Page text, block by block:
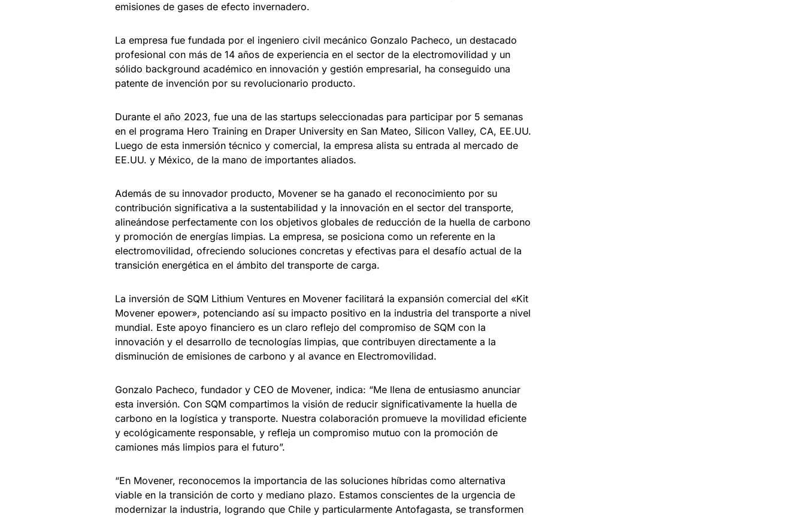
emisiones de gases de efecto invernadero.
La empresa fue fundada por el ingeniero civil mecánico Gonzalo Pacheco, un destacado
profesional con más de 14 años de experiencia en el sector de la electromovilidad y un
sólido background académico en innovación y gestión empresarial, ha conseguido una
patente de invención por su revolucionario producto.
Durante el año 2023, fue una de las startups seleccionadas para participar por 5 semanas
en el programa Hero Training en Draper University en San Mateo, Silicon Valley, CA, EE.UU.
Luego de esta inmersión técnico y comercial, la empresa alista su entrada al mercado de
EE.UU. y México, de la mano de importantes aliados.
Además de su innovador producto, Movener se ha ganado el reconocimiento por su
contribución significativa a la sustentabilidad y la innovación en el sector del transporte,
alineándose perfectamente con los objetivos globales de reducción de la huella de carbono
y promoción de energías limpias. La empresa, se posiciona como un referente en la
electromovilidad, ofreciendo soluciones concretas y efectivas para el desafío actual de la
transición energética en el ámbito del transporte de carga.
La inversión de SQM Lithium Ventures en Movener facilitará la expansión comercial del «Kit
Movener epower», potenciando así su impacto positivo en la industria del transporte a nivel
mundial. Este apoyo financiero es un claro reflejo del compromiso de SQM con la
innovación y el desarrollo de tecnologías limpias, que contribuyen directamente a la
disminución de emisiones de carbono y al avance en Electromovilidad.
Gonzalo Pacheco, fundador y CEO de Movener, indica: “Me llena de entusiasmo anunciar
esta inversión. Con SQM compartimos la visión de reducir significativamente la huella de
carbono en la logística y transporte. Nuestra colaboración promueve la movilidad eficiente
y ecológicamente responsable, y refleja un compromiso mutuo con la promoción de
camiones más limpios para el futuro”.
“En Movener, reconocemos la importancia de las soluciones híbridas como alternativa
viable en la transición de corto y mediano plazo. Estamos conscientes de la urgencia de
modernizar la industria, logrando que Chile y particularmente Antofagasta, se transformen